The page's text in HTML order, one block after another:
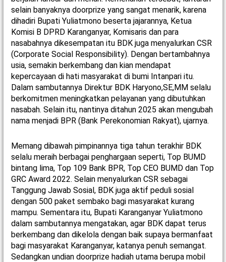
selain banyaknya doorprize yang sangat menarik, karena
dihadiri Bupati Yuliatmono beserta jajarannya, Ketua
Komisi B DPRD Karanganyar, Komisaris dan para
nasabahnya dikesempatan itu BDK juga menyalurkan CSR
(Corporate Social Responsibility). Dengan bertambahnya
usia, semakin berkembang dan kian mendapat
kepercayaan di hati masyarakat di bumi Intanpari itu.
Dalam sambutannya Direktur BDK Haryono,SE,MM selalu
berkomitmen meningkatkan pelayanan yang dibutuhkan
nasabah. Selain itu, nantinya ditahun 2025 akan mengubah
nama menjadi BPR (Bank Perekonomian Rakyat), ujarnya.
Memang dibawah pimpinannya tiga tahun terakhir BDK
selalu meraih berbagai penghargaan seperti, Top BUMD
bintang lima, Top 109 Bank BPR, Top CEO BUMD dan Top
GRC Award 2022. Selain menyalurkan CSR sebagai
Tanggung Jawab Sosial, BDK juga aktif peduli sosial
dengan 500 paket sembako bagi masyarakat kurang
mampu. Sementara itu, Bupati Karanganyar Yuliatmono
dalam sambutannya mengatakan, agar BDK dapat terus
berkembang dan dikelola dengan baik supaya bermanfaat
bagi masyarakat Karanganyar, katanya penuh semangat.
Sedangkan undian doorprize hadiah utama berupa mobil